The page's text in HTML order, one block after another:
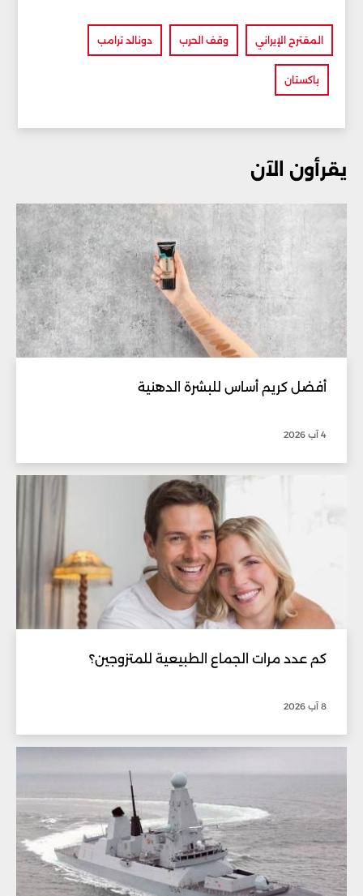
المقترح الإيراني وقف الحرب دونالد ترامب
باكستان
يقرأون الآن
أفضل كريم أساس للبشرة الدهنية
4 آب 2026
كم عدد مرات الجماع الطبيعية للمتزوجين؟
8 آب 2026